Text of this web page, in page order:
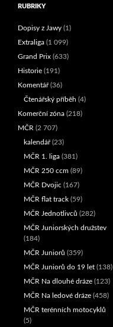
RUBRIKY
Dopisy z Jawy (1)
Extraliga (1 099)
Grand Prix (633)
Historie (191)
Komentář(36)
Čtenářský příběh (4)
Komerční zóna (218)
MČR (2 707)
kalendář(23)
MČR 1. liga (381)
MČR 250 ccm (89)
MČR Dvojic (167)
MČR flat track (59)
MČR Jednotlivců (282)
MČR Juniorských družstev
(184)
MČR Juniorů (359)
MČR Juniorů do 19 let (138)
MČR Na dlouhé dráze (123)
MČR Na ledové dráze (458)
MČR terénních motocyklů
(5)